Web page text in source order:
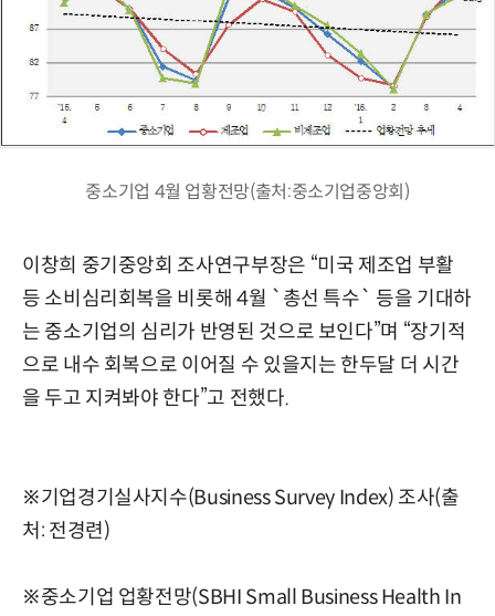
중소기업 4월 업황전망(출처:중소기업중앙회)
이창희 중기중앙회 조사연구부장은 “미국 제조업 부활
등 소비심리회복을 비롯해 4월 `총선 특수` 등을 기대하
는 중소기업의 심리가 반영된 것으로 보인다”며 “장기적
으로 내수 회복으로 이어질 수 있을지는 한두달 더 시간
을 두고 지켜봐야 한다”고 전했다.
※기업경기실사지수(Business Survey Index) 조사(출
처: 전경련)
※중소기업 업황전망(SBHI Small Business Health In